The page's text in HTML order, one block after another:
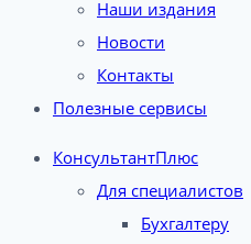
Наши издания
Новости
Контакты
Полезные сервисы
КонсультантПлюс
Для специалистов
Бухгалтеру